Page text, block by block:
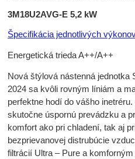
3M18U2AVG-E 5,2 kW
Špecifikácia jednotlivých
Energetická trieda A++/A++
Nová štýlová nástenná
2024 sa kvôli rovným líniám a
perfektne hodí do vášho
skutočne úspornú prevádzku a
komfort ako pri chladení, tak aj
bezprievanovej distrubúcie
filtrácií Ultra – Pure a